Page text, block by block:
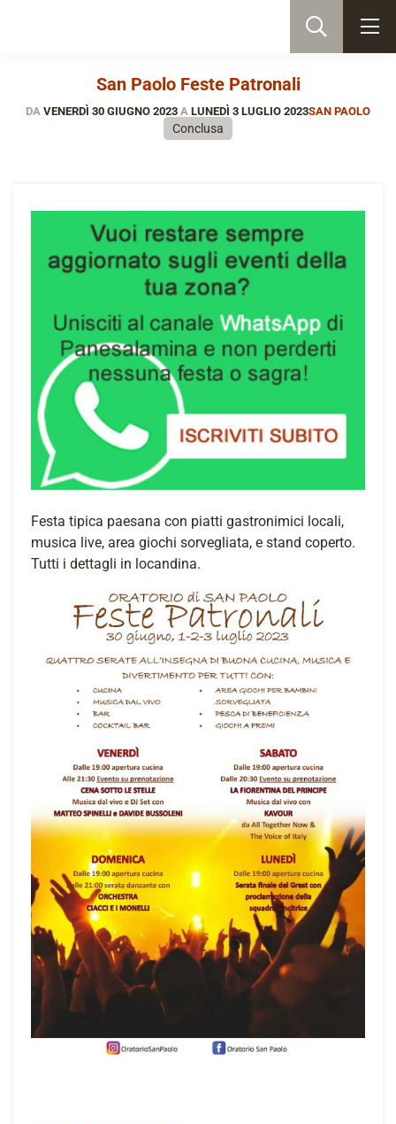
San Paolo Feste Patronali
DA VENERDÌ 30 GIUGNO 2023 A LUNEDÌ 3 LUGLIO 2023SAN PAOLO
Conclusa
Festa tipica paesana con piatti gastronimici locali,
musica live, area giochi sorvegliata, e stand coperto.
Tutti i dettagli in locandina.